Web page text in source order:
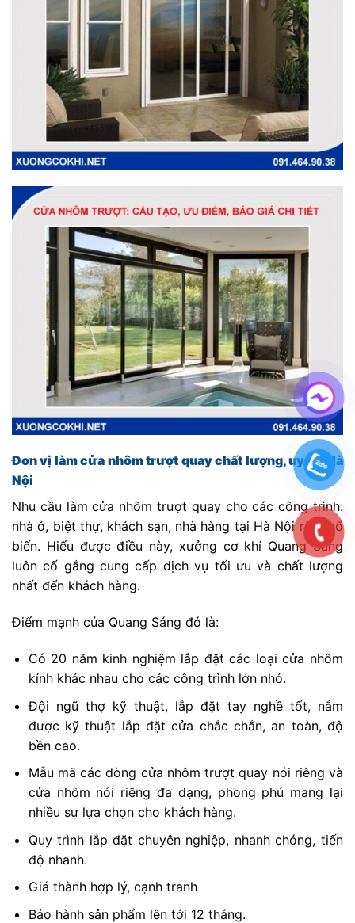
Đơn vị làm cửa nhôm trượt quay chất lượng, uy tín Hà
Nội
Nhu cầu làm cửa nhôm trượt quay cho các công trình:
nhà ở, biệt thự, khách sạn, nhà hàng tại Hà Nội rất phổ
biến. Hiểu được điều này, xưởng cơ khí Quang Sáng
luôn cố gắng cung cấp dịch vụ tối ưu và chất lượng
nhất đến khách hàng.
Điểm mạnh của Quang Sáng đó là:
Có 20 năm kinh nghiệm lắp đặt các loại cửa nhôm
kính khác nhau cho các công trình lớn nhỏ.
Đội ngũ thợ kỹ thuật, lắp đặt tay nghề tốt, nắm
được kỹ thuật lắp đặt cửa chắc chắn, an toàn, độ
bền cao.
Mẫu mã các dòng cửa nhôm trượt quay nói riêng và
cửa nhôm nói riêng đa dạng, phong phú mang lại
nhiều sự lựa chọn cho khách hàng.
Quy trình lắp đặt chuyên nghiệp, nhanh chóng, tiến
độ nhanh.
Giá thành hợp lý, cạnh tranh
Bảo hành sản phẩm lên tới 12 tháng.